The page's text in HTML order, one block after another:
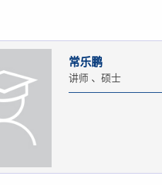
常乐鹏
讲师 、硕士